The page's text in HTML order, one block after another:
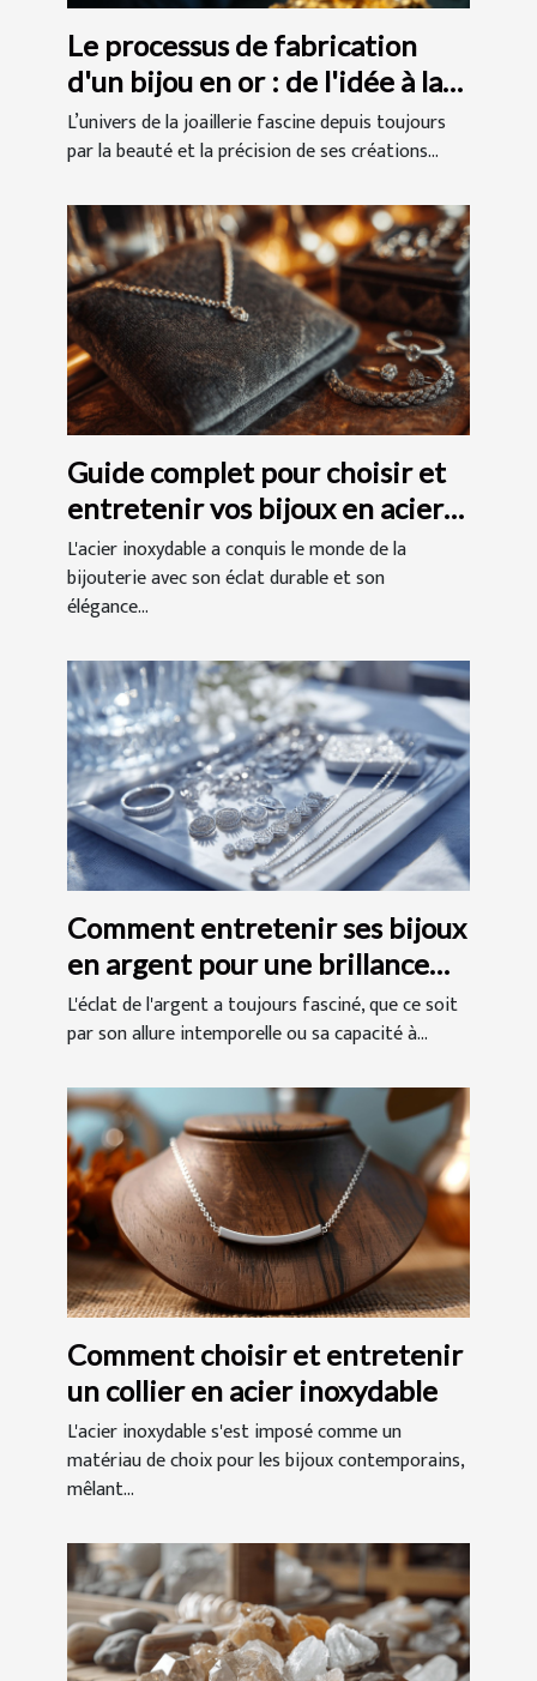
Le processus de fabrication
d'un bijou en or : de l'idée à la
réalisation
L’univers de la joaillerie fascine depuis toujours
par la beauté et la précision de ses créations...
Guide complet pour choisir et
entretenir vos bijoux en acier
inoxydable
L'acier inoxydable a conquis le monde de la
bijouterie avec son éclat durable et son
élégance...
Comment entretenir ses bijoux
en argent pour une brillance
durable
L'éclat de l'argent a toujours fasciné, que ce soit
par son allure intemporelle ou sa capacité à...
Comment choisir et entretenir
un collier en acier inoxydable
L'acier inoxydable s'est imposé comme un
matériau de choix pour les bijoux contemporains,
mêlant...